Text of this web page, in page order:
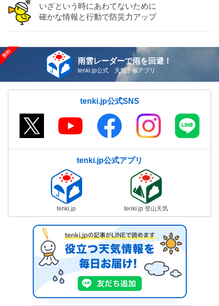
いざという時にあわてないために
確かな情報と行動で防災力アップ
雨雲レーダーで雨を回避！
tenki.jp公式 天気予報アプリ
tenki.jp公式SNS
tenki.jp公式アプリ
tenki.jp tenki.jp 登山天気